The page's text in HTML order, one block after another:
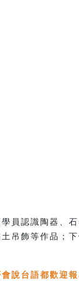
員認識陶器、
吊飾等作品；
說台語都歡迎報